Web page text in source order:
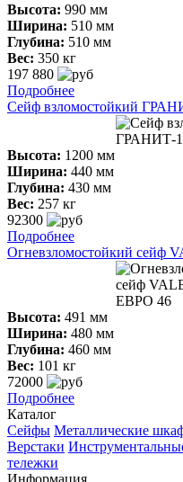
Высота: 990 мм
Ширина: 510 мм
Глубина: 510 мм
Вес: 350 кг
197 880
Подробнее
Сейф взломостойкий
Высота: 1200 мм
Ширина: 440 мм
Глубина: 430 мм
Вес: 257 кг
92300
Подробнее
Огневзломостойкий
Высота: 491 мм
Ширина: 480 мм
Глубина: 460 мм
Вес: 101 кг
72000
Подробнее
Каталог
Сейфы Металлические
Верстаки
тележки
Информация